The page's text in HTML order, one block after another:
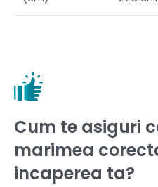
Cum te asiguri
marimea
incaperea ta?